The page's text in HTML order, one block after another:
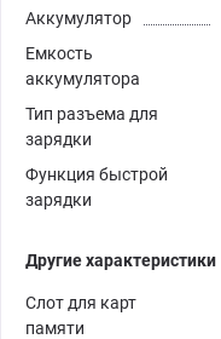
Аккумулятор
Емкость
аккумулятора
Тип разъема для
зарядки
Функция быстрой
зарядки
Другие характеристики
Слот для карт
памяти